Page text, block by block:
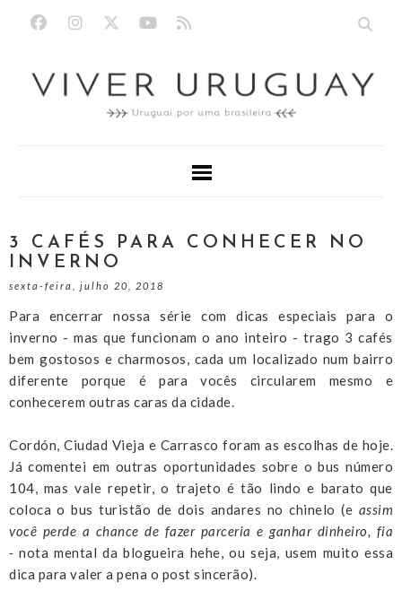
3 CAFÉS PARA CONHECER NO
INVERNO
sexta-feira, julho 20, 2018
Para encerrar nossa série com dicas especiais para o
inverno - mas que funcionam o ano inteiro - trago 3 cafés
bem gostosos e charmosos, cada um localizado num bairro
diferente porque é para vocês circularem mesmo e
conhecerem outras caras da cidade.
Cordón, Ciudad Vieja e Carrasco foram as escolhas de hoje.
Já comentei em outras oportunidades sobre o bus número
104, mas vale repetir, o trajeto é tão lindo e barato que
coloca o bus turistão de dois andares no chinelo (e assim
você perde a chance de fazer parceria e ganhar dinheiro, fia
-nota mental da blogueira hehe, ou seja, usem muito essa
dica para valer a pena o post sincerão).